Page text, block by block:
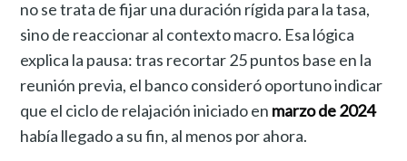
no se trata de fijar una duración rígida para la tasa,
sino de reaccionar al contexto macro. Esa lógica
explica la pausa: tras recortar 25 puntos base en la
reunión previa, el banco consideró oportuno indicar
que el ciclo de relajación iniciado en marzo de 2024
había llegado a su fin, al menos por ahora.